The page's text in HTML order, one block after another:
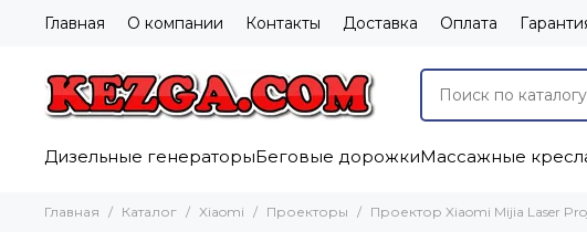
Главная О компании Контакты Доставка Оплата
Дизельные генераторыБеговые дорожкиМассажные
Главная Каталог Xiaomi Проекторы Проектор Xiaomi Mijia Laser